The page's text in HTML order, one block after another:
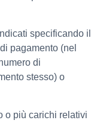
specificando il
pagamento (nel
di
stesso) o
o più carichi relativi